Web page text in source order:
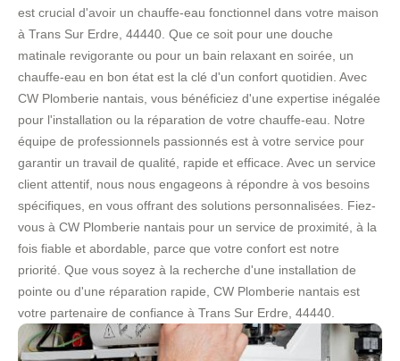
est crucial d'avoir un chauffe-eau fonctionnel dans votre maison
à Trans Sur Erdre, 44440. Que ce soit pour une douche
matinale revigorante ou pour un bain relaxant en soirée, un
chauffe-eau en bon état est la clé d'un confort quotidien. Avec
CW Plomberie nantais, vous bénéficiez d'une expertise inégalée
pour l'installation ou la réparation de votre chauffe-eau. Notre
équipe de professionnels passionnés est à votre service pour
garantir un travail de qualité, rapide et efficace. Avec un service
client attentif, nous nous engageons à répondre à vos besoins
spécifiques, en vous offrant des solutions personnalisées. Fiez-
vous à CW Plomberie nantais pour un service de proximité, à la
fois fiable et abordable, parce que votre confort est notre
priorité. Que vous soyez à la recherche d'une installation de
pointe ou d'une réparation rapide, CW Plomberie nantais est
votre partenaire de confiance à Trans Sur Erdre, 44440.